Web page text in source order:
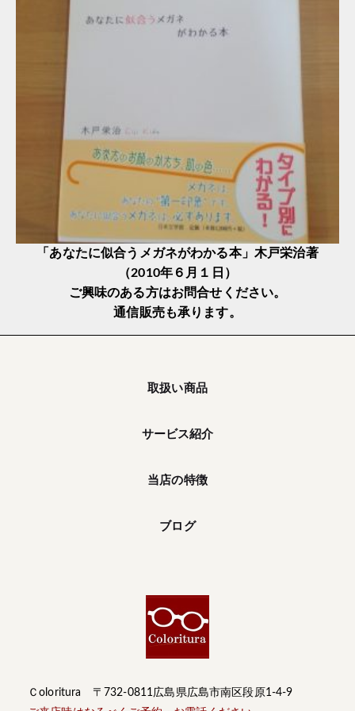
「あなたに似合うメガネがわかる本」木戸栄治著
（2010年６月１日）
ご興味のある方はお問合せください。
通信販売も承ります。
取扱い商品
サービス紹介
当店の特徴
ブログ
Ｃoloritura 〒732-0811広島県広島市南区段原1-4-9